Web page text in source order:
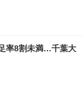
率8割未満…千葉大